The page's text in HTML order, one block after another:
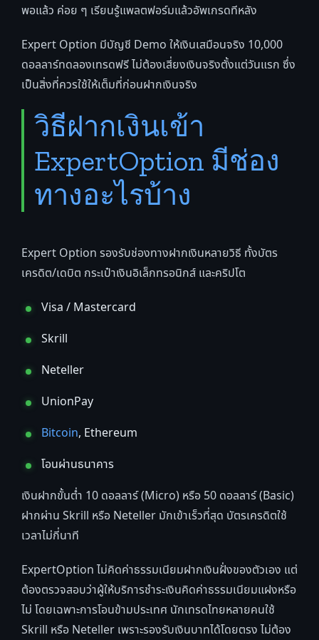
พอแล้ว ค่อย ๆ เรียนรู้แพลตฟอร์มแล้วอัพเกรดทีหลัง
Expert Option มีบัญชี Demo ให้เงินเสมือนจริง 10,000
ดอลลาร์ทดลองเทรดฟรี ไม่ต้องเสี่ยงเงินจริงตั้งแต่วันแรก ซึ่ง
เป็นสิ่งที่ควรใช้ให้เต็มที่ก่อนฝากเงินจริง
วิธีฝากเงินเข้า
ExpertOption มีช่อง
ทางอะไรบ้าง
Expert Option รองรับช่องทางฝากเงินหลายวิธี ทั้งบัตร
เครดิต/เดบิต กระเป๋าเงินอิเล็กทรอนิกส์ และคริปโต
Visa / Mastercard
Skrill
Neteller
UnionPay
Bitcoin, Ethereum
โอนผ่านธนาคาร
เงินฝากขั้นต่ำ 10 ดอลลาร์ (Micro) หรือ 50 ดอลลาร์ (Basic)
ฝากผ่าน Skrill หรือ Neteller มักเข้าเร็วที่สุด บัตรเครดิตใช้
เวลาไม่กี่นาที
ExpertOption ไม่คิดค่าธรรมเนียมฝากเงินฝั่งของตัวเอง แต่
ต้องตรวจสอบว่าผู้ให้บริการชำระเงินคิดค่าธรรมเนียมแฝงหรือ
ไม่ โดยเฉพาะการโอนข้ามประเทศ นักเทรดไทยหลายคนใช้
Skrill หรือ Neteller เพราะรองรับเงินบาทได้โดยตรง ไม่ต้อง